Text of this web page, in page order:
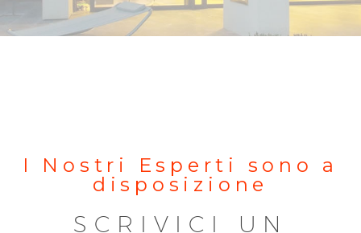
I Nostri Esperti sono a
disposizione
SCRIVICI UN